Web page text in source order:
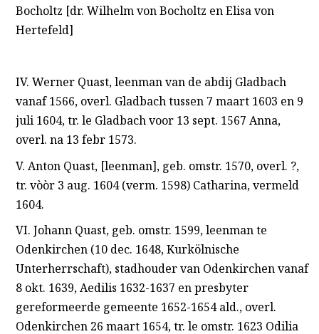
Bocholtz [dr. Wilhelm von Bocholtz en Elisa von
Hertefeld]
IV. Werner Quast, leenman van de abdij Gladbach
vanaf 1566, overl. Gladbach tussen 7 maart 1603 en 9
juli 1604, tr. le Gladbach voor 13 sept. 1567 Anna,
overl. na 13 febr 1573.
V. Anton Quast, [leenman], geb. omstr. 1570, overl. ?,
tr. vòòr 3 aug. 1604 (verm. 1598) Catharina, vermeld
1604.
VI. Johann Quast, geb. omstr. 1599, leenman te
Odenkirchen (10 dec. 1648, Kurkölnische
Unterherrschaft), stadhouder van Odenkirchen vanaf
8 okt. 1639, Aedilis 1632-1637 en presbyter
gereformeerde gemeente 1652-1654 ald., overl.
Odenkirchen 26 maart 1654, tr. le omstr. 1623 Odilia